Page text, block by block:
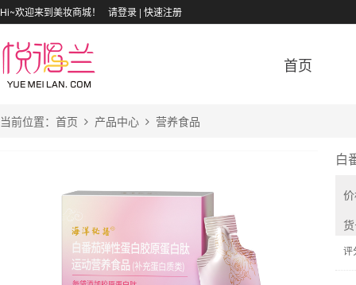
Hi~欢迎来到美妆商城！ 请登录 | 快速注册
首页
当前位置： 首页 产品中心 营养食品
白
评